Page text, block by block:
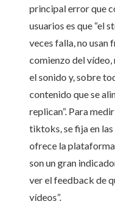
principal error que
usuarios es que “el
veces falla, no usan
comienzo del vídeo,
el sonido y, sobre
contenido que se
replican”. Para
tiktoks, se fija en
ofrece la
son un gran
ver el feedback de
vídeos”.